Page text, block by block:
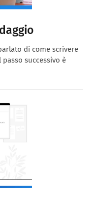
di come scrivere
successivo è